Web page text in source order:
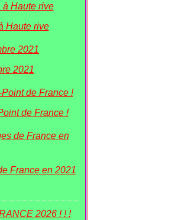
Haute rive
2021
de France !
France en 2021
2026 ! ! !